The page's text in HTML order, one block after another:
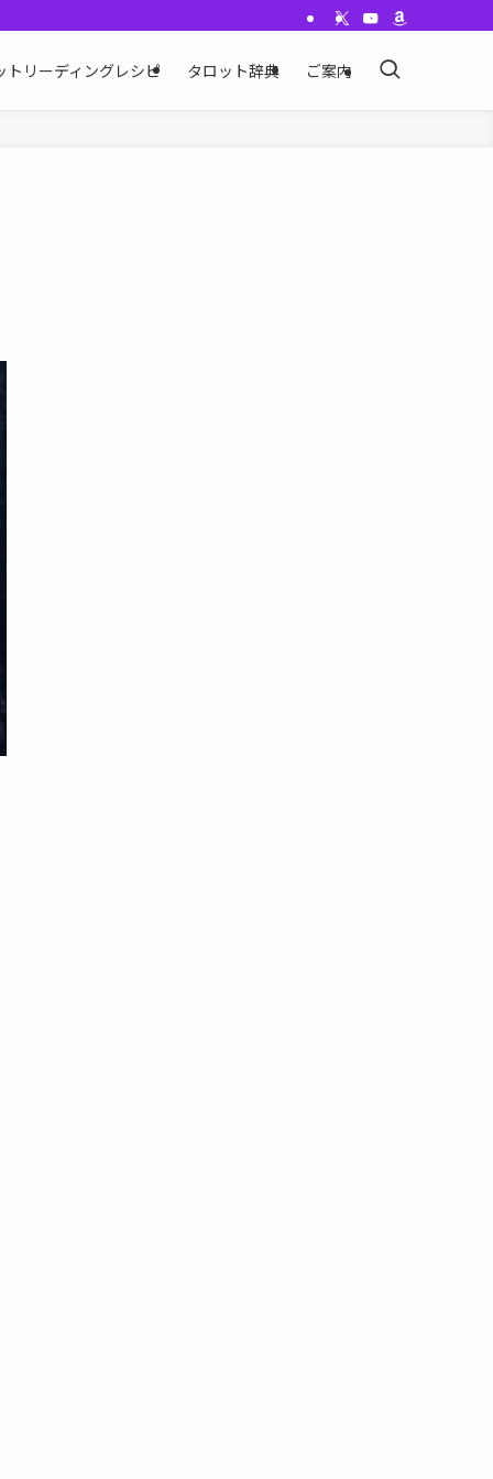
トリーディングレシピ タロット辞典 ご案内